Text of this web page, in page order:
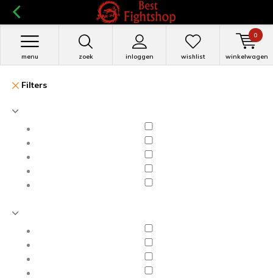
zoek inloggen
menu wishlist winkelwagen
0
Filters